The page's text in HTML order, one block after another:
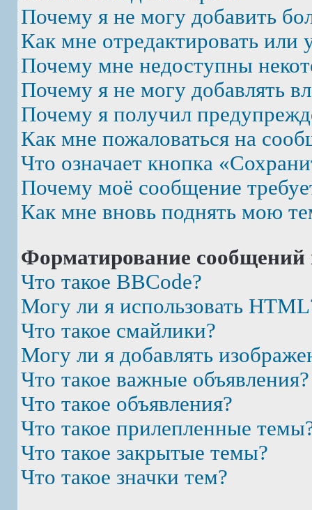
Почему я не могу добавить
Как мне отредактировать или
Почему мне недоступны
Почему я не могу добавлять
Почему я получил
Как мне пожаловаться на
Что означает кнопка
Почему моё сообщение
Как мне вновь поднять мою
Форматирование
Что такое BBCode?
Могу ли я использовать
Что такое смайлики?
Могу ли я добавлять
Что такое важные объявления?
Что такое объявления?
Что такое прилепленные
Что такое закрытые темы?
Что такое значки тем?